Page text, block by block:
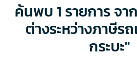
ค้นพบ 1 รายการ จา
ต่างระหว่างภาษีร
กระบะ"